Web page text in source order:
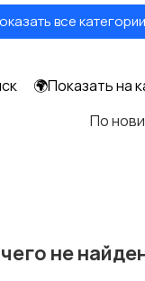
и
Книги и
все категории
🌍Показать на
По
не